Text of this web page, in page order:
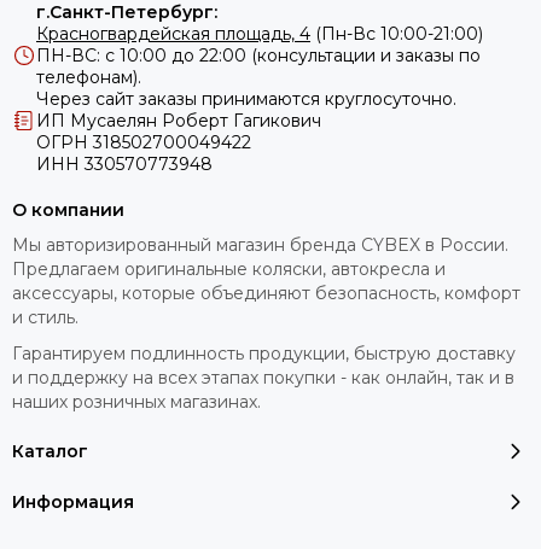
г.Санкт-Петербург:
Красногвардейская площадь, 4 (Пн-Вс 10:00-21:00)
ПН-ВС: с 10:00 до 22:00 (консультации и заказы по
телефонам).
Через сайт заказы принимаются круглосуточно.
ИП Мусаелян Роберт Гагикович
ОГРН 318502700049422
ИНН 330570773948
Каталог
Информация
О компании
Мы авторизированный магазин бренда CYBEX в России.
Предлагаем оригинальные коляски, автокресла и
аксессуары, которые объединяют безопасность, комфорт
и стиль.
Гарантируем подлинность продукции, быструю доставку
и поддержку на всех этапах покупки - как онлайн, так и в
наших розничных магазинах.